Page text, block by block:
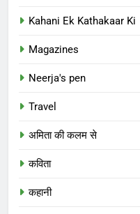
Kahani Ek Kathakaar Ki
Magazines
Neerja's pen
Travel
अमिता की कलम से
कविता
कहानी